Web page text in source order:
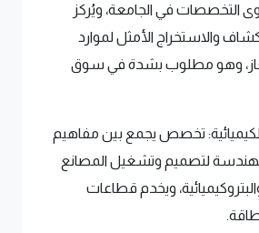
التخصصات في الجامعة، ويُركز
والاستخراج الأمثل لموارد
وهو مطلوب بشدة في سوق
تخصص يجمع بين مفاهيم
لتصميم وتشغيل المصانع
والبتروكيميائية، ويخدم قطاعات